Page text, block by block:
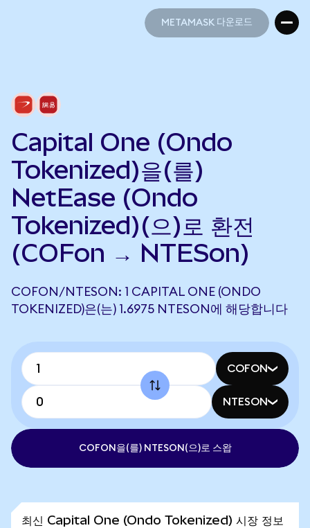
METAMASK 다운로드
Capital One (Ondo
Tokenized)을(를)
NetEase (Ondo
Tokenized)(으)로 환전
(COFon → NTESon)
COFON/NTESON: 1 CAPITAL ONE (ONDO
TOKENIZED)은(는) 1.6975 NTESON에 해당합니다
COFON
NTESON
COFON을(를) NTESON(으)로 스왑
최신 Capital One (Ondo Tokenized) 시장 정보